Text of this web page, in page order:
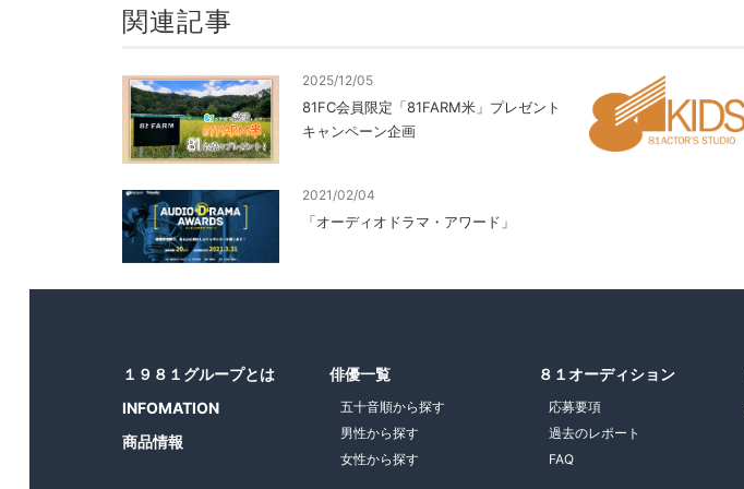
関連記事
2025/12/05
81FC会員限定「81FARM米」プレゼント
キャンペーン企画
2021/02/04
「オーディオドラマ・アワード」
１９８１グループとは
INFOMATION
商品情報
俳優一覧
五十音順から探す
男性から探す
女性から探す
８１オーディション
応募要項
過去のレポート
FAQ